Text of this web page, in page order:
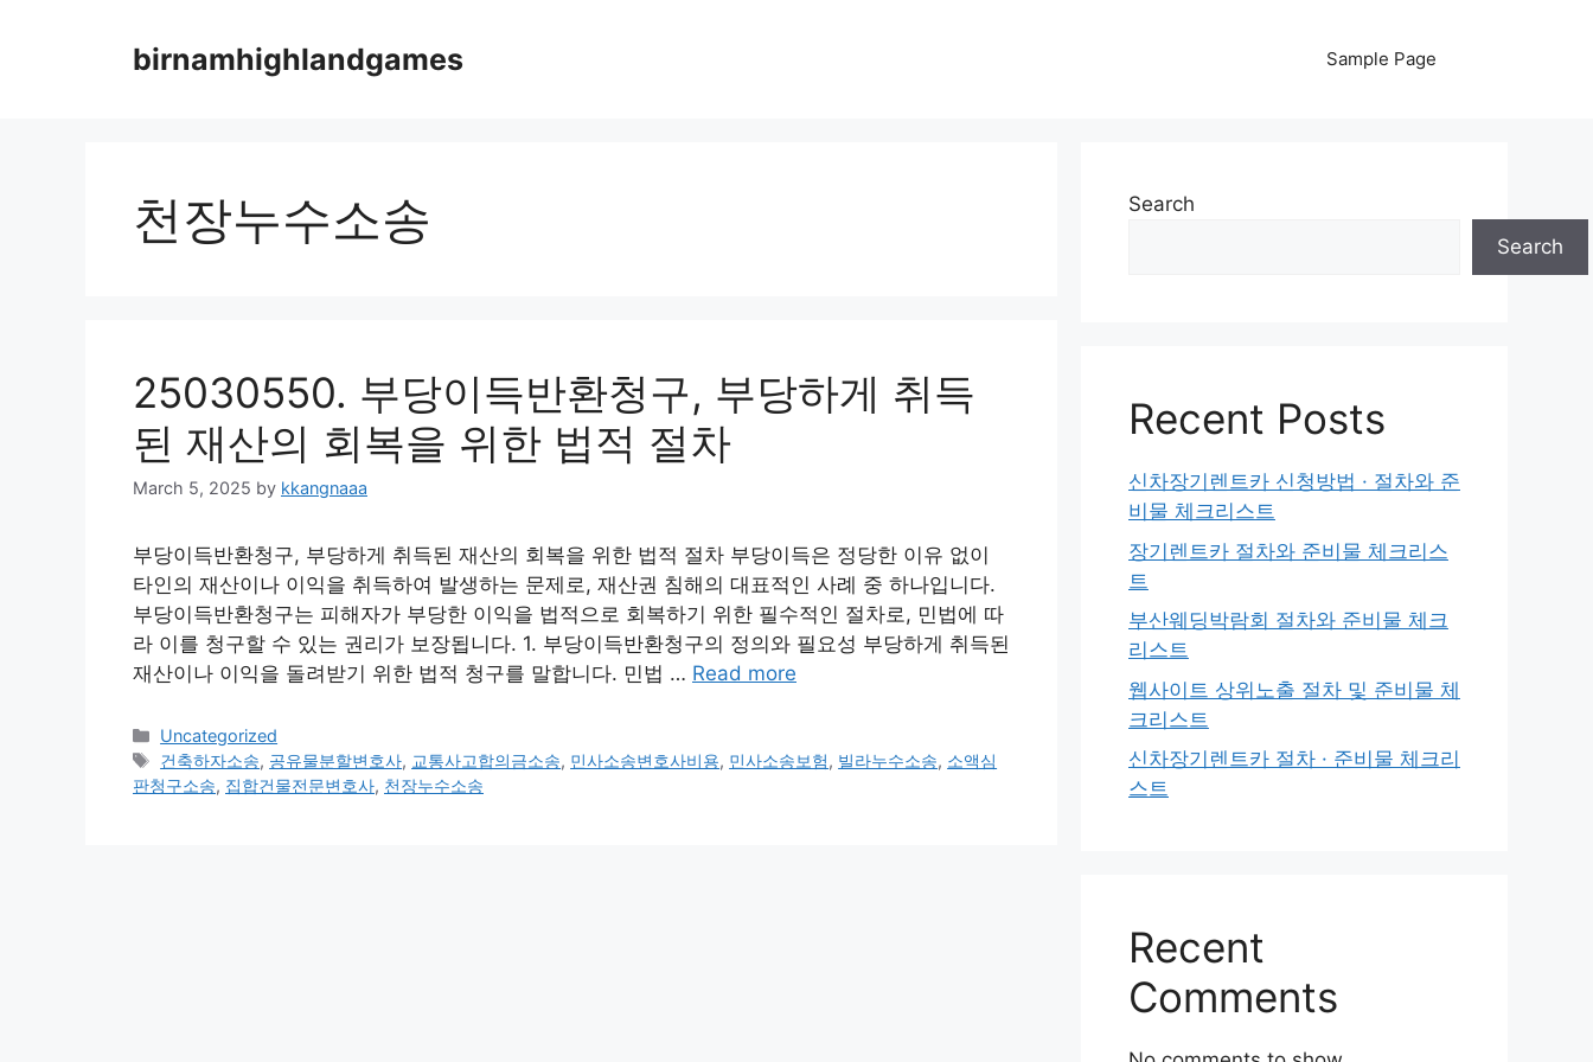
birnamhighlandgames Sample Page
천장누수소송
25030550. 부당이득반환청구, 부당하게 취득
된 재산의 회복을 위한 법적 절차
March 5, 2025 by kkangnaaa
부당이득반환청구, 부당하게 취득된 재산의 회복을 위한 법적 절차 부당이득은 정당한 이유 없이
타인의 재산이나 이익을 취득하여 발생하는 문제로, 재산권 침해의 대표적인 사례 중 하나입니다.
부당이득반환청구는 피해자가 부당한 이익을 법적으로 회복하기 위한 필수적인 절차로, 민법에 따
라 이를 청구할 수 있는 권리가 보장됩니다. 1. 부당이득반환청구의 정의와 필요성 부당하게 취득된
재산이나 이익을 돌려받기 위한 법적 청구를 말합니다. 민법 … Read more
Categories
Uncategorized
Tags
건축하자소송, 공유물분할변호사, 교통사고합의금소송, 민사소송변호사비용, 민사소송보험, 빌라누수소송, 소액심
판청구소송, 집합건물전문변호사, 천장누수소송
Search
Search
Recent Posts
신차장기렌트카 신청방법 · 절차와 준
비물 체크리스트
장기렌트카 절차와 준비물 체크리스
트
부산웨딩박람회 절차와 준비물 체크
리스트
웹사이트 상위노출 절차 및 준비물 체
크리스트
신차장기렌트카 절차 · 준비물 체크리
스트
Recent
Comments